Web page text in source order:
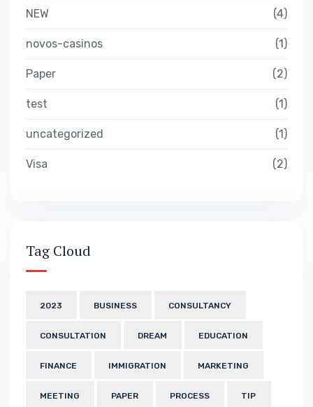
NEW 4
novos-casinos 1
Paper 2
test 1
uncategorized 1
Visa 2
Tag Cloud
2023 BUSINESS CONSULTANCY
CONSULTATION DREAM EDUCATION
FINANCE IMMIGRATION MARKETING
MEETING PAPER PROCESS TIP